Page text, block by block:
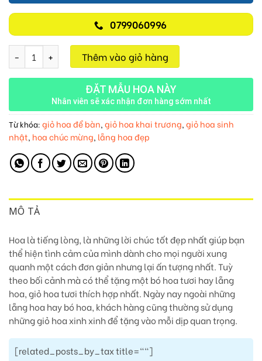
0799060996
Lẵng Hoa Chúc Mừng M315 số lượng
Thêm vào giỏ hàng
ĐẶT MẪU HOA NÀY
Nhân viên sẽ xác nhận đơn hàng sớm nhất
Từ khóa: giỏ hoa để bàn, giỏ hoa khai trương, giỏ hoa sinh
nhật, hoa chúc mừng, lẵng hoa đẹp
MÔ TẢ
Hoa là tiếng lòng, là những lời chúc tốt đẹp nhất giúp bạn
thể hiện tình cảm của mình dành cho mọi người xung
quanh một cách đơn giản nhưng lại ấn tượng nhất. Tuỳ
theo bối cảnh mà có thể tặng một bó hoa tươi hay lẵng
hoa, giỏ hoa tươi thích hợp nhất. Ngày nay ngoài những
lẵng hoa hay bó hoa, khách hàng cũng thường sử dụng
những giỏ hoa xinh xinh để tặng vào mỗi dịp quan trọng.
[related_posts_by_tax title=""]